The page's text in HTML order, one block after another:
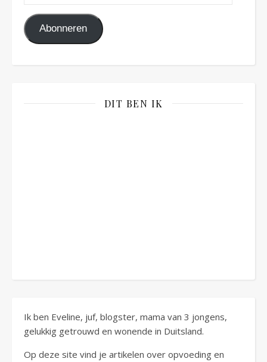
Abonneren
DIT BEN IK
Ik ben Eveline, juf, blogster, mama van 3 jongens,
gelukkig getrouwd en wonende in Duitsland.
Op deze site vind je artikelen over opvoeding en